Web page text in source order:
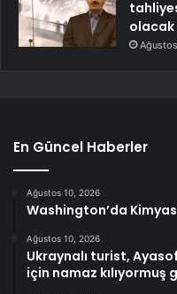
olacak
En Güncel Haberler
Ağustos 10, 2026
Washington’da
Ağustos 10, 2026
Ukraynalı turist,
için namaz kılıyormuş